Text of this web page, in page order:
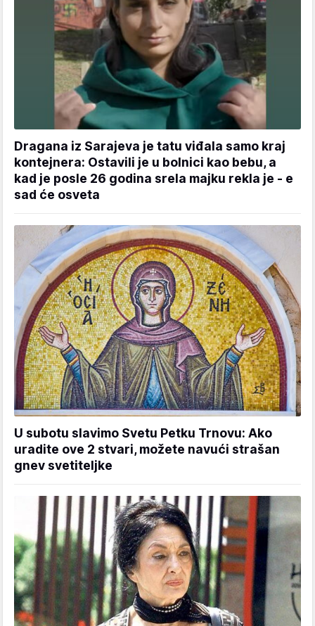
Dragana iz Sarajeva je tatu viđala samo kraj
kontejnera: Ostavili je u bolnici kao bebu, a
kad je posle 26 godina srela majku rekla je - e
sad će osveta
U subotu slavimo Svetu Petku Trnovu: Ako
uradite ove 2 stvari, možete navući strašan
gnev svetiteljke